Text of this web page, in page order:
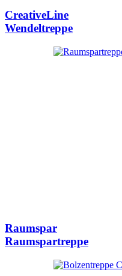
CreativeLine
Wendeltreppe
Raumspar
Raumspartreppe